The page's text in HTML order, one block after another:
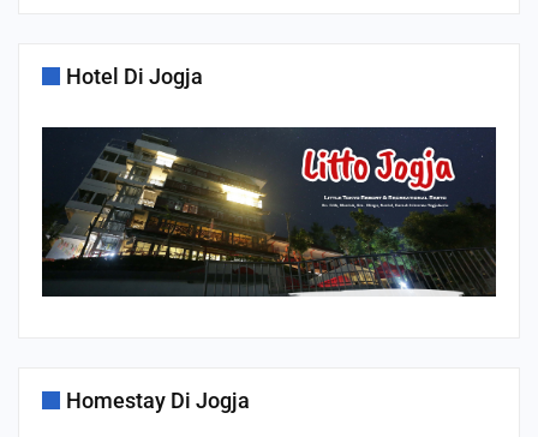
Hotel Di Jogja
Homestay Di Jogja